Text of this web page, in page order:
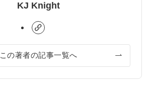
KJ Knight
この著者の記事一覧へ